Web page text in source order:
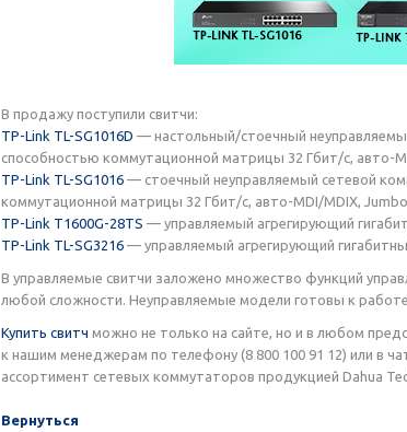
В продажу поступили свитчи:
TP-Link TL-SG1016D — настольный/стоечный
способностью коммутационной матрицы 32 Гбит/с, авто-
TP-Link TL-SG1016 — стоечный неуправляемый сетевой
коммутационной матрицы 32 Гбит/с, авто-MDI/MDIX,
TP-Link T1600G-28TS — управляемый агрегирующий
TP-Link TL-SG3216 — управляемый агрегирующий
В управляемые свитчи заложено множество функций
любой сложности. Неуправляемые модели готовы к
Купить свитч можно не только на сайте, но и в любом
к нашим менеджерам по телефону (8 800 100 91 12) или в
ассортимент сетевых коммутаторов продукцией Dahua
Вернуться